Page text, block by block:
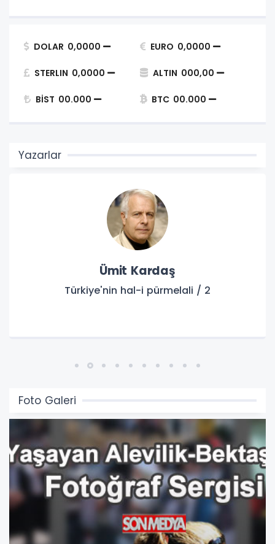
DOLAR 0,0000 EURO 0,0000
STERLIN 0,0000 ALTIN 000,00
BİST 00.000 BTC 00.000
Yazarlar
Bünyamin Pehlivan
Ağaçlar ayakta ölür
Foto Galeri